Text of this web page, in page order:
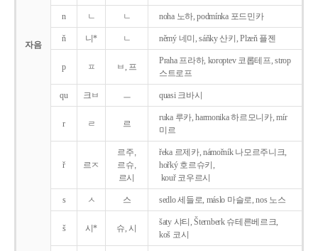
자음
n ㄴ ㄴ noha 노하, podmínka 포드민카
ň 니* ㄴ němý 네미, sáňky 산키, Plzeň 플젠
p ㅍ ㅂ, 프
Praha 프라하, koroptev 코롭테프, strop
스트로프
qu 크ㅂ ㅡ quasi 크바시
r ㄹ 르
ruka 루카, harmonika 하르모니카, mír
미르
ř 르ㅈ
르주,
르슈,
르시
řeka 르제카, námořník 나모르주니크,
hořký 호르슈키,
kouř 코우르시
s ㅅ 스 sedlo 세들로, máslo 마슬로, nos 노스
š 시* 슈, 시
šaty 샤티, Šternberk 슈테른베르크,
koš 코시